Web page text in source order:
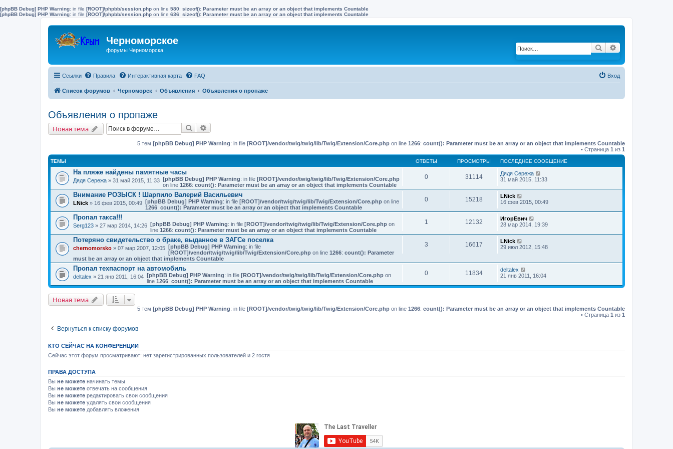
[phpBB Debug] PHP Warning: in file [ROOT]/phpbb/session.php on line 580: sizeof(): Parameter must be an array or an object that implements Countable
[phpBB Debug] PHP Warning: in file [ROOT]/phpbb/session.php on line 636: sizeof(): Parameter must be an array or an object that implements Countable
Черноморское
форумы Черноморска Поиск
Ссылки Правила Интерактивная карта FAQ Вход
Список форумов Черноморск Объявления Объявления о пропаже
Объявления о пропаже
Новая тема Поиск
5 тем [phpBB Debug] PHP Warning: in file [ROOT]/vendor/twig/twig/lib/Twig/Extension/Core.php on line 1266: count(): Parameter must be an array or an object that implements Countable
• Страница 1 из 1
ТЕМЫ ОТВЕТЫ ПРОСМОТРЫ ПОСЛЕДНЕЕ СООБЩЕНИЕ
На пляже найдены памятные часы
Дядя Сережа » 31 май 2015, 11:33 [phpBB Debug] PHP Warning: in file [ROOT]/vendor/twig/twig/lib/Twig/Extension/Core.php
on line 1266: count(): Parameter must be an array or an object that implements Countable
0 31114
Дядя Сережа
31 май 2015, 11:33
Внимание РОЗЫСК ! Шарпило Валерий Васильевич
LNick » 16 фев 2015, 00:49 [phpBB Debug] PHP Warning: in file [ROOT]/vendor/twig/twig/lib/Twig/Extension/Core.phpon line
1266: count(): Parameter must be an array or an object that implements Countable
0 15218
LNick
16 фев 2015, 00:49
Пропал такса!!!
Serg123 » 27 мар 2014, 14:26 [phpBB Debug] PHP Warning: in file [ROOT]/vendor/twig/twig/lib/Twig/Extension/Core.phpon
line 1266: count(): Parameter must be an array or an object that implements Countable
1 12132
ИгорЕвич
28 мар 2014, 19:39
Потеряно свидетельство о браке, выданное в ЗАГСе поселка
chernomorsko » 07 мар 2007, 12:05 [phpBB Debug] PHP Warning: in file
[ROOT]/vendor/twig/twig/lib/Twig/Extension/Core.phpon line 1266: count(): Parameter
must be an array or an object that implements Countable
3 16617
LNick
29 июл 2012, 15:48
Пропал техпаспорт на автомобиль
deltalex » 21 янв 2011, 16:04 [phpBB Debug] PHP Warning: in file [ROOT]/vendor/twig/twig/lib/Twig/Extension/Core.phpon
line 1266: count(): Parameter must be an array or an object that implements Countable
0 11834
deltalex
21 янв 2011, 16:04
Новая тема
5 тем [phpBB Debug] PHP Warning: in file [ROOT]/vendor/twig/twig/lib/Twig/Extension/Core.php on line 1266: count(): Parameter must be an array or an object that implements Countable
• Страница 1 из 1
Вернуться к списку форумов
КТО СЕЙЧАС НА КОНФЕРЕНЦИИ
Сейчас этот форум просматривают: нет зарегистрированных пользователей и 2 гостя
ПРАВА ДОСТУПА
Вы не можете начинать темы
Вы не можете отвечать на сообщения
Вы не можете редактировать свои сообщения
Вы не можете удалять свои сообщения
Вы не можете добавлять вложения